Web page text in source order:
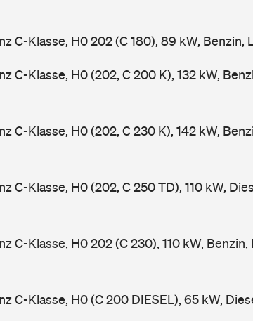
C-Klasse, H0 202 (C 180), 89 kW, Benzin,
C-Klasse, H0 (202, C 200 K), 132 kW,
C-Klasse, H0 (202, C 230 K), 142 kW,
C-Klasse, H0 (202, C 250 TD), 110 kW,
C-Klasse, H0 202 (C 230), 110 kW,
C-Klasse, H0 (C 200 DIESEL), 65 kW,